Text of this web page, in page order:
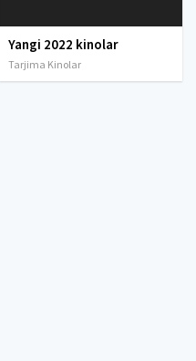
Yangi 2022 kinolar
Tarjima Kinolar